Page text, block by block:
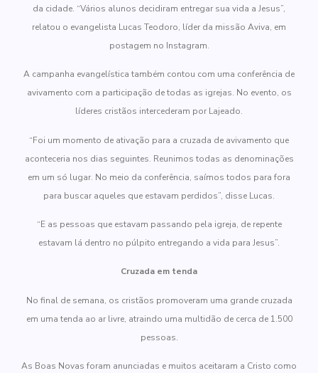
da cidade. “Vários alunos decidiram entregar sua vida a Jesus”,
relatou o evangelista Lucas Teodoro, líder da missão Aviva, em
postagem no Instagram.
A campanha evangelística também contou com uma conferência de
avivamento com a participação de todas as igrejas. No evento, os
líderes cristãos intercederam por Lajeado.
“Foi um momento de ativação para a cruzada de avivamento que
aconteceria nos dias seguintes. Reunimos todas as denominações
em um só lugar. No meio da conferência, saímos todos para fora
para buscar aqueles que estavam perdidos”, disse Lucas.
“E as pessoas que estavam passando pela igreja, de repente
estavam lá dentro no púlpito entregando a vida para Jesus”.
Cruzada em tenda
No final de semana, os cristãos promoveram uma grande cruzada
em uma tenda ao ar livre, atraindo uma multidão de cerca de 1.500
pessoas.
As Boas Novas foram anunciadas e muitos aceitaram a Cristo como